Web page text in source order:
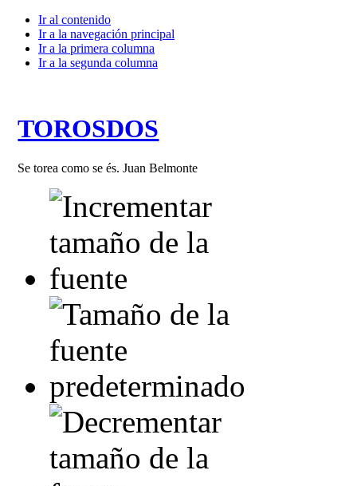
Ir al contenido
Ir a la navegación principal
Ir a la primera columna
Ir a la segunda columna
TOROSDOS
Se torea como se és. Juan Belmonte